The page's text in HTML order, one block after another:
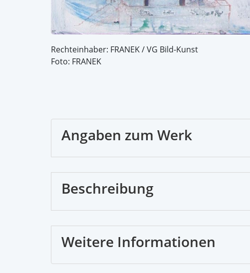
Rechteinhaber: FRANEK / VG Bild-Kunst
Foto: FRANEK
Angaben zum Werk
Beschreibung
Weitere Informationen